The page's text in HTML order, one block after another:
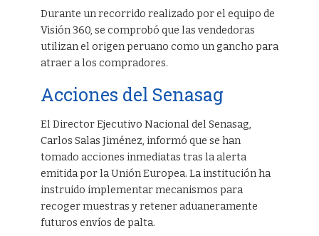
Durante un recorrido realizado por el equipo de
Visión 360, se comprobó que las vendedoras
utilizan el origen peruano como un gancho para
atraer a los compradores.
Acciones del Senasag
El Director Ejecutivo Nacional del Senasag,
Carlos Salas Jiménez, informó que se han
tomado acciones inmediatas tras la alerta
emitida por la Unión Europea. La institución ha
instruido implementar mecanismos para
recoger muestras y retener aduaneramente
futuros envíos de palta.